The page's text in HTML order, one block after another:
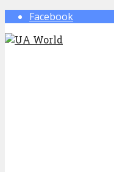
Facebook